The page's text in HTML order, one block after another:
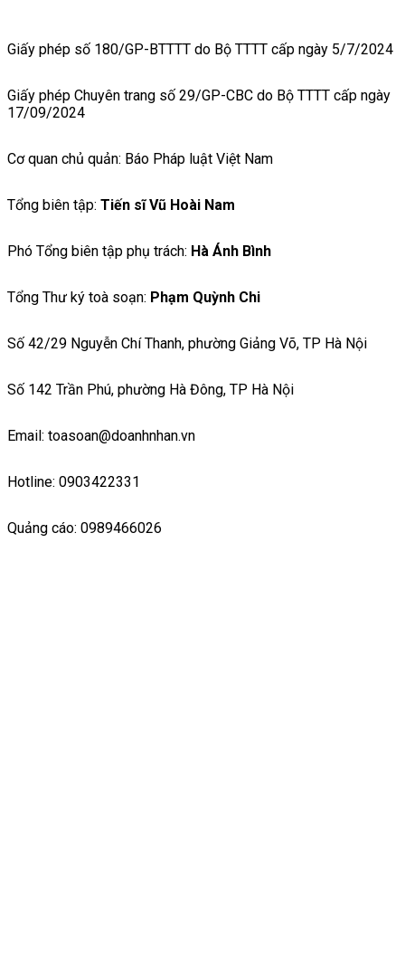
Giấy phép số 180/GP-BTTTT do Bộ TTTT cấp ngày 5/7/2024
Giấy phép Chuyên trang số 29/GP-CBC do Bộ TTTT cấp ngày
17/09/2024
Cơ quan chủ quản: Báo Pháp luật Việt Nam
Tổng biên tập: Tiến sĩ Vũ Hoài Nam
Phó Tổng biên tập phụ trách: Hà Ánh Bình
Tổng Thư ký toà soạn: Phạm Quỳnh Chi
Số 42/29 Nguyễn Chí Thanh, phường Giảng Võ, TP Hà Nội
Số 142 Trần Phú, phường Hà Đông, TP Hà Nội
Email: toasoan@doanhnhan.vn
Hotline: 0903422331
Quảng cáo: 0989466026